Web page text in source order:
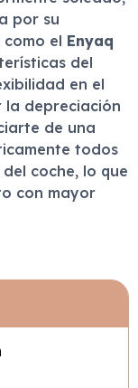
por su
el Enyaq
del
en el
la depreciación
de una
todos
coche, lo que
con mayor